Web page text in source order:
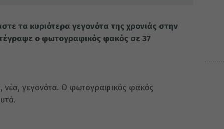
τα κυριότερα γεγονότα της χρονιάς στην
ο φωτογραφικός φακός σε 37
νέα, γεγονότα. Ο φωτογραφικός φακός